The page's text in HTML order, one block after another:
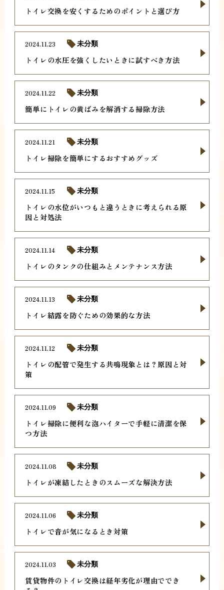
トイレ交換を安くするためのポイントと選び方
トイレの水圧を強くしたいときに試すべき方法
2024.11.23 未分類
簡単にトイレの黄ばみを解消する掃除方法
2024.11.22 未分類
トイレ掃除を簡単にするおすすめグッズ
2024.11.21 未分類
トイレの水位がいつもと違うときに考えられる原
因と対処法
2024.11.15 未分類
トイレのタンクの仕組みとメンテナンス方法
2024.11.14 未分類
トイレ結露を防ぐための効果的な方法
2024.11.13 未分類
トイレの配管で発生する共鳴現象とは？原因と対
策
2024.11.12 未分類
トイレ掃除に便利な泡ハイターで手軽に清潔を保
つ方法
2024.11.09 未分類
トイレが凍結したときのスムーズな解決方法
2024.11.08 未分類
トイレで音が気になるとき対策
2024.11.06 未分類
賃貸物件のトイレ交換は経年劣化が理由ででき
2024.11.03 未分類